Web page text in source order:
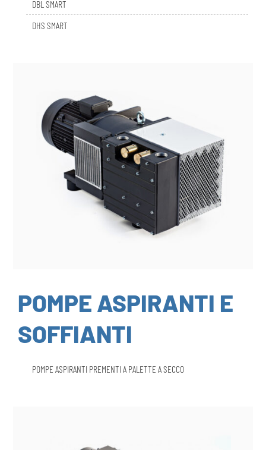
DHS SMART
POMPE ASPIRANTI E
SOFFIANTI